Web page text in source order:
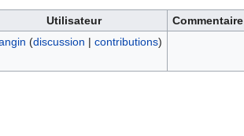
Utilisateur
Commentaire
(discussion | contributions)